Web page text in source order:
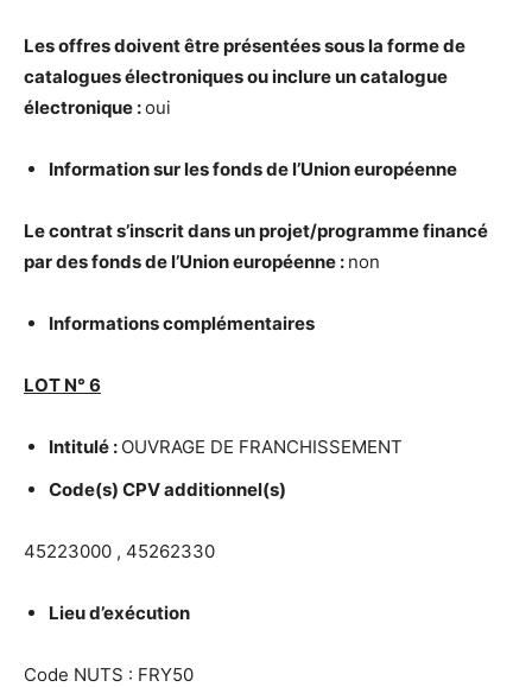
Les offres doiventêtre présentées sous la forme de
cataloguesélectroniques ou inclure un catalogue
électronique :oui
Information sur les fonds de l’Union européenne
Le contrat s’inscrit dans un projet/programme financé
par des fonds de l’Union européenne : non
Informations complémentaires
LOT N° 6
Intitulé : OUVRAGE DE FRANCHISSEMENT
Code(s) CPV additionnel(s)
45223000 , 45262330
Lieu d’exécution
Code NUTS : FRY50